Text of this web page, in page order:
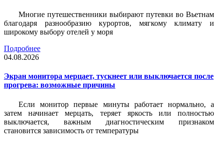
Многие путешественники выбирают путевки во Вьетнам
благодаря разнообразию курортов, мягкому климату и
широкому выбору отелей у моря
Подробнее
04.08.2026
Экран монитора мерцает, тускнеет или выключается после
прогрева: возможные причины
Если монитор первые минуты работает нормально, а
затем начинает мерцать, теряет яркость или полностью
выключается, важным диагностическим признаком
становится зависимость от температуры